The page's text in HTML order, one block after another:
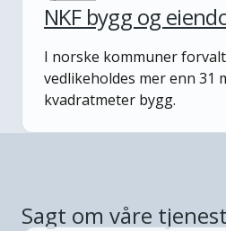
NKF bygg og
I norske kommuner
vedlikeholdes mer enn 31
kvadratmeter bygg.
Sagt om våre